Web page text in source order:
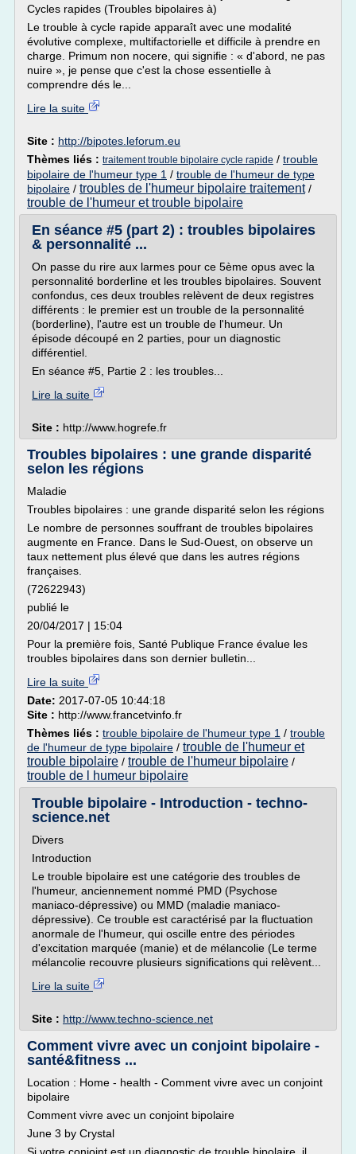
Cycles rapides (Troubles bipolaires à)
Le trouble à cycle rapide apparaît avec une modalité
évolutive complexe, multifactorielle et difficile à prendre en
charge. Primum non nocere, qui signifie : « d'abord, ne pas
nuire », je pense que c'est la chose essentielle à
comprendre dés le...
Lire la suite
Site : http://bipotes.leforum.eu
Thèmes liés : traitement trouble bipolaire cycle rapide / trouble
bipolaire de l'humeur type 1 / trouble de l'humeur de type
bipolaire / troubles de l'humeur bipolaire traitement/
trouble de l'humeur et trouble bipolaire
En séance #5 (part 2) : troubles bipolaires
& personnalité ...
On passe du rire aux larmes pour ce 5ème opus avec la
personnalité borderline et les troubles bipolaires. Souvent
confondus, ces deux troubles relèvent de deux registres
différents : le premier est un trouble de la personnalité
(borderline), l'autre est un trouble de l'humeur. Un
épisode découpé en 2 parties, pour un diagnostic
différentiel.
En séance #5, Partie 2 : les troubles...
Lire la suite
Site : http://www.hogrefe.fr
Troubles bipolaires : une grande disparité
selon les régions
Maladie
Troubles bipolaires : une grande disparité selon les régions
Le nombre de personnes souffrant de troubles bipolaires
augmente en France. Dans le Sud-Ouest, on observe un
taux nettement plus élevé que dans les autres régions
françaises.
(72622943)
publié le
20/04/2017 | 15:04
Pour la première fois, Santé Publique France évalue les
troubles bipolaires dans son dernier bulletin...
Lire la suite
Date: 2017-07-05 10:44:18
Site : http://www.francetvinfo.fr
Thèmes liés : trouble bipolaire de l'humeur type 1 / trouble
de l'humeur de type bipolaire / trouble de l'humeur et
trouble bipolaire / trouble de l'humeur bipolaire /
trouble de l humeur bipolaire
Trouble bipolaire - Introduction - techno-
science.net
Divers
Introduction
Le trouble bipolaire est une catégorie des troubles de
l'humeur, anciennement nommé PMD (Psychose
maniaco-dépressive) ou MMD (maladie maniaco-
dépressive). Ce trouble est caractérisé par la fluctuation
anormale de l'humeur, qui oscille entre des périodes
d'excitation marquée (manie) et de mélancolie (Le terme
mélancolie recouvre plusieurs significations qui relèvent...
Lire la suite
Site : http://www.techno-science.net
Comment vivre avec un conjoint bipolaire -
santé&fitness ...
Location : Home - health - Comment vivre avec un conjoint
bipolaire
Comment vivre avec un conjoint bipolaire
June 3 by Crystal